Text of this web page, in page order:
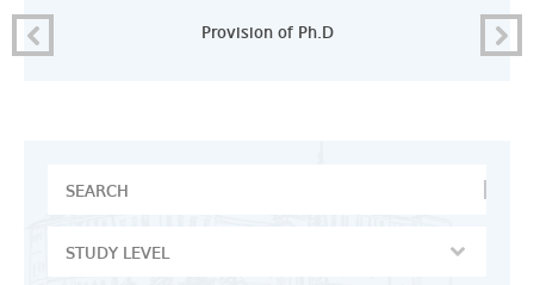
Provision of Ph.D